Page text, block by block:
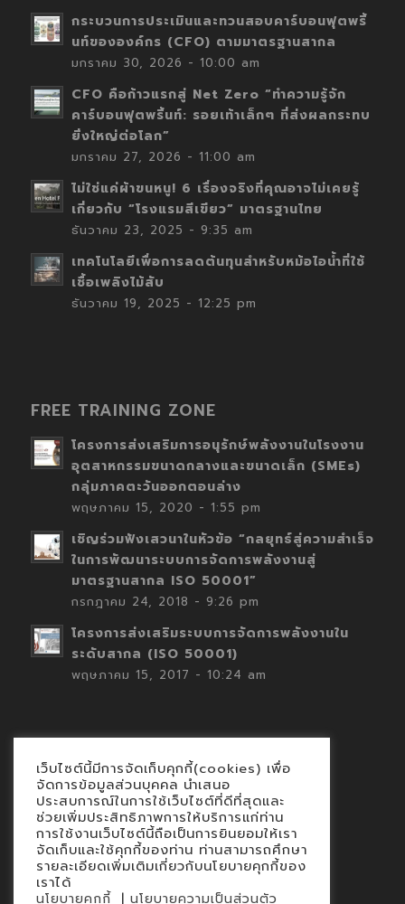
กระบวนการประเมินและทวนสอบคาร์บอนฟุตพริ้
นท์ขององค์กร (CFO) ตามมาตรฐานสากล
มกราคม 30, 2026 - 10:00 am
CFO คือก้าวแรกสู่ Net Zero “ทำความรู้จัก
คาร์บอนฟุตพริ้นท์: รอยเท้าเล็กๆ ที่ส่งผลกระทบ
ยิ่งใหญ่ต่อโลก”
มกราคม 27, 2026 - 11:00 am
ไม่ใช่แค่ผ้าขนหนู! 6 เรื่องจริงที่คุณอาจไม่เคยรู้
เกี่ยวกับ “โรงแรมสีเขียว” มาตรฐานไทย
ธันวาคม 23, 2025 - 9:35 am
เทคโนโลยีเพื่อการลดต้นทุนสำหรับหม้อไอน้ำที่ใช้
เชื้อเพลิงไม้สับ
ธันวาคม 19, 2025 - 12:25 pm
FREE TRAINING ZONE
โครงการส่งเสริมการอนุรักษ์พลังงานในโรงงาน
อุตสาหกรรมขนาดกลางและขนาดเล็ก (SMEs)
กลุ่มภาคตะวันออกตอนล่าง
พฤษภาคม 15, 2020 - 1:55 pm
เชิญร่วมฟังเสวนาในหัวข้อ “กลยุทธ์สู่ความสำเร็จ
ในการพัฒนาระบบการจัดการพลังงานสู่
มาตรฐานสากล ISO 50001”
กรกฎาคม 24, 2018 - 9:26 pm
โครงการส่งเสริมระบบการจัดการพลังงานใน
ระดับสากล (ISO 50001)
พฤษภาคม 15, 2017 - 10:24 am
Contact
นโยบายคุกกี้
นโยบายข้อมูลส่วนบุคคล
เว็บไซต์นี้มีการจัดเก็บคุกกี้(cookies) เพื่อ
จัดการข้อมูลส่วนบุคคล นำเสนอ
ประสบการณ์ในการใช้เว็บไซต์ที่ดีที่สุดและ
ช่วยเพิ่มประสิทธิภาพการให้บริการแก่ท่าน
การใช้งานเว็บไซต์นี้ถือเป็นการยินยอมให้เรา
จัดเก็บและใช้คุกกี้ของท่าน ท่านสามารถศึกษา
รายละเอียดเพิ่มเติมเกี่ยวกับนโยบายคุกกี้ของ
เราได้
นโยบายคุกกี้ | นโยบายความเป็นส่วนตัว